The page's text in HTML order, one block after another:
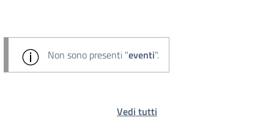
Non sono presenti "eventi".
Vedi tutti